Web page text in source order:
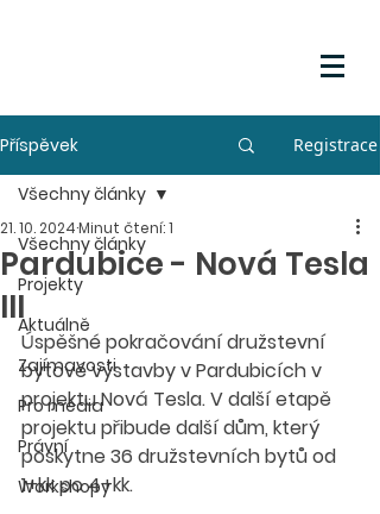
Příspěvek Registrace
Všechny články
Projekty
Aktuálně
Zajímavosti
Pro média
Právní
Workshopy
Všechny články
Pardubice - Nová Tesla
III
21. 10. 2024Minut čtení: 1
Úspěšné pokračování družstevní
bytové výstavby v Pardubicích v
projektu Nová Tesla. V další etapě
projektu přibude další dům, který
poskytne 36 družstevních bytů od
1+kk po 4+kk.